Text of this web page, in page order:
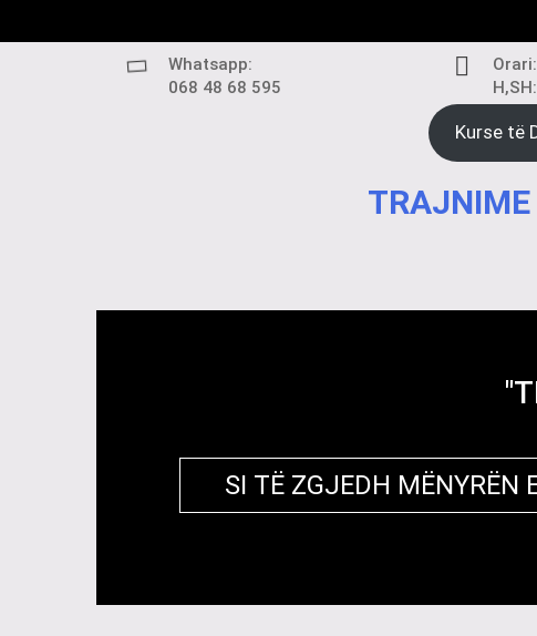
Whatsapp:
068 48 68 595
Orari:
Kurse të
TRAJNIME
SI TË ZGJEDH MËNYRËN